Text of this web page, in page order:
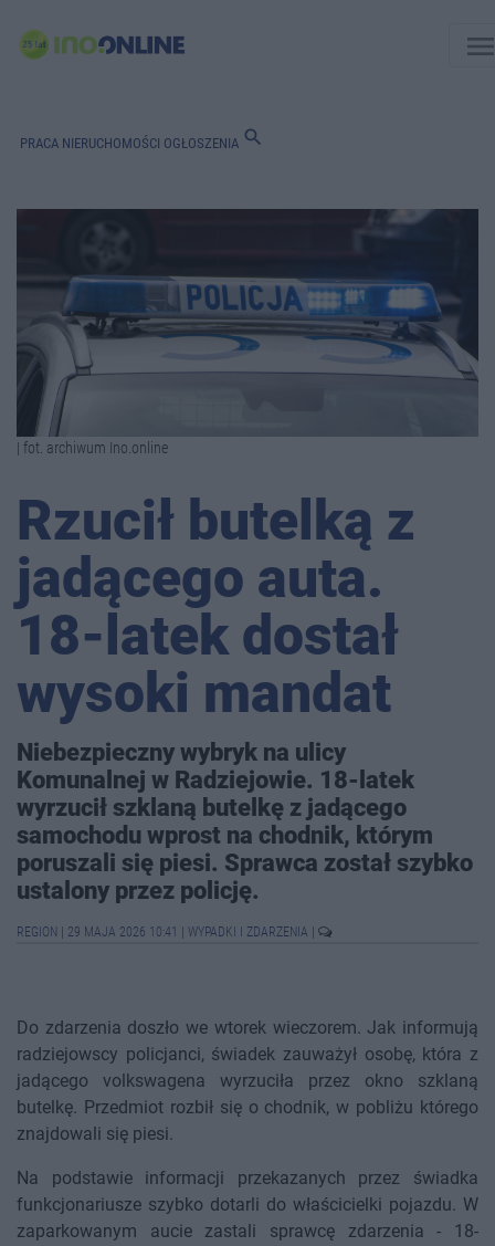
PRACA NIERUCHOMOŚCI OGŁOSZENIA search
| fot. archiwum Ino.online
Rzucił butelką z
jadącego auta.
18-latek dostał
wysoki mandat
Niebezpieczny wybryk na ulicy
Komunalnej w Radziejowie. 18-latek
wyrzucił szklaną butelkę z jadącego
samochodu wprost na chodnik, którym
poruszali się piesi. Sprawca został szybko
ustalony przez policję.
REGION 29 MAJA 2026 10:41 WYPADKI I ZDARZENIA
Do zdarzenia doszło we wtorek wieczorem. Jak informują
radziejowscy policjanci, świadek zauważył osobę, która z
jadącego volkswagena wyrzuciła przez okno szklaną
butelkę. Przedmiot rozbił się o chodnik, w pobliżu którego
znajdowali się piesi.
Na podstawie informacji przekazanych przez świadka
funkcjonariusze szybko dotarli do właścicielki pojazdu. W
zaparkowanym aucie zastali sprawcę zdarzenia - 18-